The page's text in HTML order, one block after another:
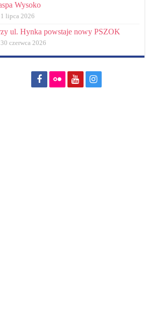
Wysoko
1 lipca 2026
ul. Hynka powstaje nowy PSZOK
30 czerwca 2026